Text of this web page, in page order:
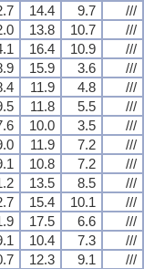
14.4 9.7
///
13.8 10.7
///
16.4 10.9
///
15.9 3.6
///
11.9 4.8
///
11.8 5.5
///
10.0 3.5
///
11.9 7.2
///
10.8 7.2
///
13.5 8.5
///
15.4 10.1
///
17.5 6.6
///
10.4 7.3
///
12.3 9.1
///